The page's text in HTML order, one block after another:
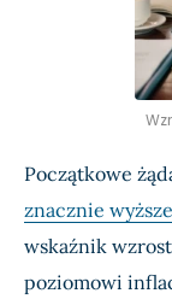
Początkowe
znacznie wyższe
wskaźnik
poziomowi